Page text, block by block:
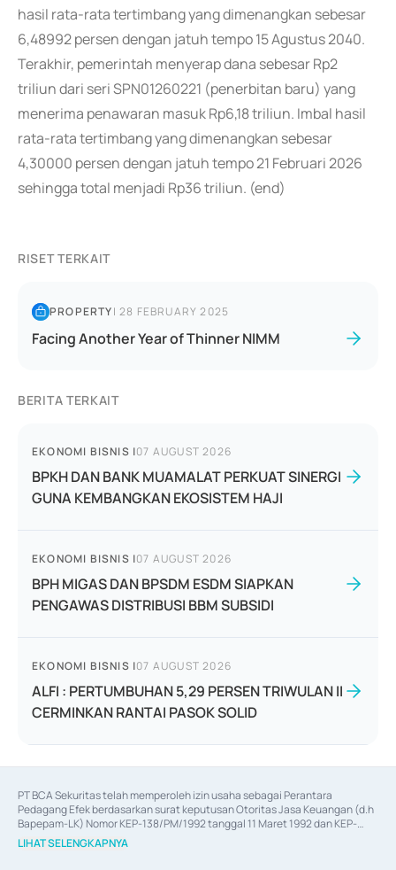
hasil rata-rata tertimbang yang dimenangkan sebesar
6,48992 persen dengan jatuh tempo 15 Agustus 2040.
Terakhir, pemerintah menyerap dana sebesar Rp2
triliun dari seri SPN01260221 (penerbitan baru) yang
menerima penawaran masuk Rp6,18 triliun. Imbal hasil
rata-rata tertimbang yang dimenangkan sebesar
4,30000 persen dengan jatuh tempo 21 Februari 2026
sehingga total menjadi Rp36 triliun. (end)
RISET TERKAIT
PROPERTY|28 FEBRUARY 2025
Facing Another Year of Thinner NIMM
BERITA TERKAIT
EKONOMI BISNIS |07 AUGUST 2026
BPKH DAN BANK MUAMALAT PERKUAT SINERGI
GUNA KEMBANGKAN EKOSISTEM HAJI
EKONOMI BISNIS |07 AUGUST 2026
BPH MIGAS DAN BPSDM ESDM SIAPKAN
PENGAWAS DISTRIBUSI BBM SUBSIDI
EKONOMI BISNIS |07 AUGUST 2026
ALFI : PERTUMBUHAN 5,29 PERSEN TRIWULAN II
CERMINKAN RANTAI PASOK SOLID
PT BCA Sekuritas telah memperoleh izin usaha sebagai Perantara
Pedagang Efek berdasarkan surat keputusan Otoritas Jasa Keuangan (d.h
Bapepam-LK) Nomor KEP-138/PM/1992 tanggal 11 Maret 1992 dan KEP-
06/D.04/2014 tanggal 28 Februari 2014, izin usaha sebagai Penjamin Emisi
Efek berdasarkan surat keputusan Otoritas Jasa Keuangan Nomor KEP-
LIHAT SELENGKAPNYA